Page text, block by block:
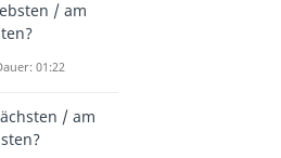
/ am
01:22
/ am